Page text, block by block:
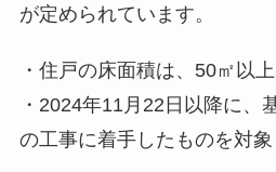
が定められています。
・住戸の床面積は、50㎡以
・2024年11月22日以降に、
の工事に着手したものを対象